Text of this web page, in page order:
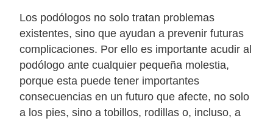
Los podólogos no solo tratan problemas
existentes, sino que ayudan a prevenir futuras
complicaciones. Por ello es importante acudir al
podólogo ante cualquier pequeña molestia,
porque esta puede tener importantes
consecuencias en un futuro que afecte, no solo
a los pies, sino a tobillos, rodillas o, incluso, a